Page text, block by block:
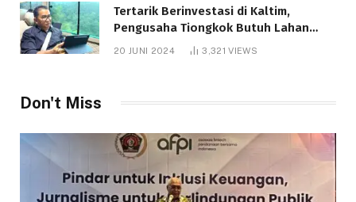
Tertarik Berinvestasi di Kaltim,
Pengusaha Tiongkok Butuh Lahan
20 JUNI 2024 3,321VIEWS
Don't Miss